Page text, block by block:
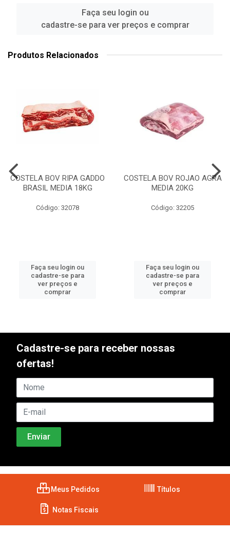
Faça seu login ou
cadastre-se para ver preços e comprar
Produtos Relacionados
COSTELA BOV RIPA GADDO
BRASIL MEDIA 18KG
Código: 32078
Faça seu login ou
cadastre-se para
ver preços e
comprar
COSTELA BOV ROJAO AGRA
MEDIA 20KG
Código: 32205
Faça seu login ou
cadastre-se para
ver preços e
comprar
Cadastre-se para receber nossas
ofertas!
Meus Pedidos Títulos
Notas Fiscais